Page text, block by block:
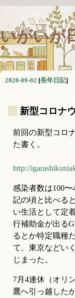
いがいが
2020-09-02 [長年日記]
新型コロナ
前回の新型コロ
た書く。
http://
感染者数は100〜
記の頃と比べる
い生活として定
行補助金が出る
るとか特定職種
て、東京などい
じまった。
7月4連休（オリ
鷹へ引っ越した